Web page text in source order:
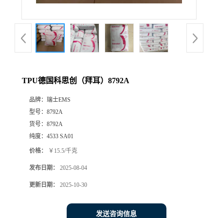
TPU德国科思创（拜耳）8792A
品牌： 瑞士EMS
型号： 8792A
货号： 8792A
纯度： 4533 SA01
价格： ￥15.5/千克
发布日期： 2025-08-04
更新日期： 2025-10-30
发送咨询信息